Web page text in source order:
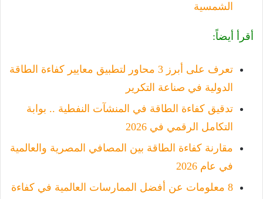
الشمسية
أقرأ أيضاً:
تعرف على أبرز 3 محاور لتطبيق معايير كفاءة الطاقة
الدولية في صناعة التكرير
تدقيق كفاءة الطاقة في المنشآت النفطية .. بوابة
التكامل الرقمي في 2026
مقارنة كفاءة الطاقة بين المصافي المصرية والعالمية
في عام 2026
8 معلومات عن أفضل الممارسات العالمية في كفاءة